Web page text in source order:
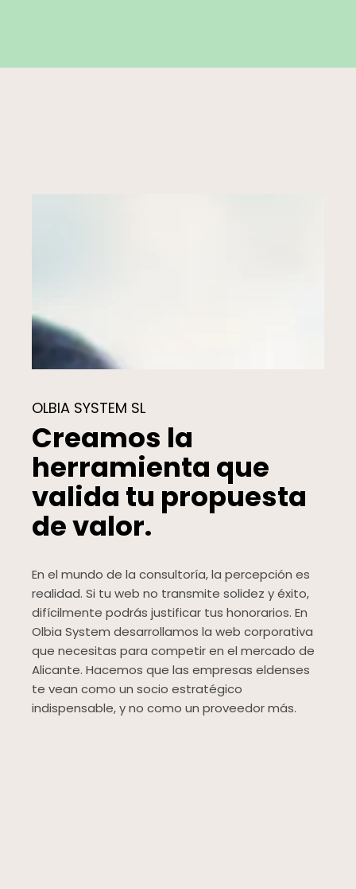
OLBIA SYSTEM SL
Creamos la
herramienta que
valida tu propuesta
de valor.
En el mundo de la consultoría, la percepción es
realidad. Si tu web no transmite solidez y éxito,
difícilmente podrás justificar tus honorarios. En
Olbia System desarrollamos la web corporativa
que necesitas para competir en el mercado de
Alicante. Hacemos que las empresas eldenses
te vean como un socio estratégico
indispensable, y no como un proveedor más.